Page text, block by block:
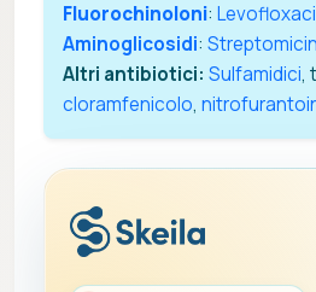
Fluorochinoloni:
Aminoglicosidi:
Altri antibiotici: Sulfamidici,
cloramfenicolo,